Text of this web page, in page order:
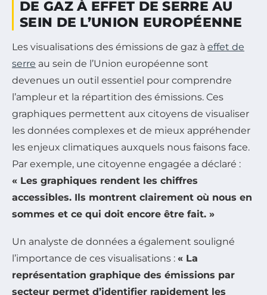
DE GAZ À EFFET DE SERRE AU
SEIN DE L’UNION EUROPÉENNE
Les visualisations des émissions de gaz à effet de
serre au sein de l’Union européenne sont
devenues un outil essentiel pour comprendre
l’ampleur et la répartition des émissions. Ces
graphiques permettent aux citoyens de visualiser
les données complexes et de mieux appréhender
les enjeux climatiques auxquels nous faisons face.
Par exemple, une citoyenne engagée a déclaré :
« Les graphiques rendent les chiffres
accessibles. Ils montrent clairement où nous en
sommes et ce qui doit encore être fait. »
Un analyste de données a également souligné
l’importance de ces visualisations : « La
représentation graphique des émissions par
secteur permet d’identifier rapidement les